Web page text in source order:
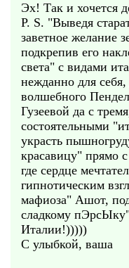
Эх! Так и хочется
P. S. "Выведя
заветное желание
подкрепив его
света" с видами
нежданно для
волшебного
Гузеевой да с
состоятельными
украсть
красавицу" прямо
где сердце
гипнотическим
мафиоза" Ашот,
сладкому
Италии!)))))
С улыбкой, ваша